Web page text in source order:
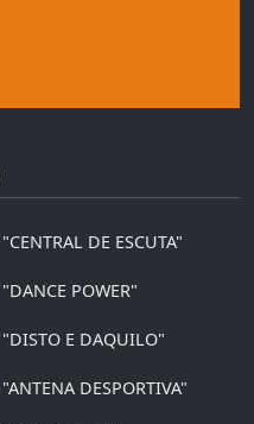
"CENTRAL DE ESCUTA"
"DANCE POWER"
"DISTO E DAQUILO"
"ANTENA DESPORTIVA"